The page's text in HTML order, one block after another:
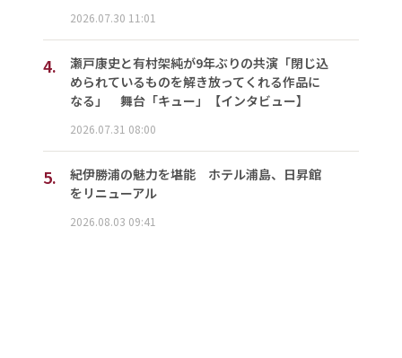
2026.07.30 11:01
4.
瀬戸康史と有村架純が9年ぶりの共演「閉じ込
められているものを解き放ってくれる作品に
なる」 舞台「キュー」【インタビュー】
2026.07.31 08:00
5.
紀伊勝浦の魅力を堪能 ホテル浦島、日昇館
をリニューアル
2026.08.03 09:41